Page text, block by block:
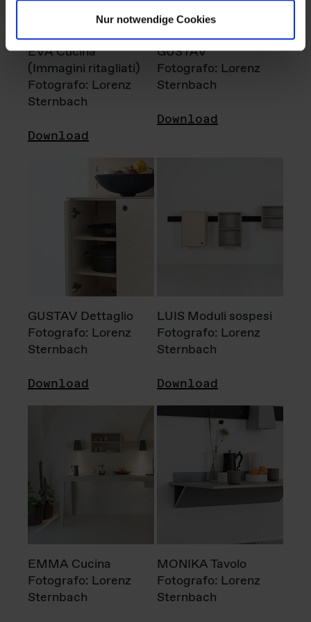
Nur notwendige Cookies
EVA Cucina
(Immagini ritagliati)
Fotografo: Lorenz
Sternbach
Download
GUSTAV
Fotografo: Lorenz
Sternbach
Download
GUSTAV Dettaglio
Fotografo: Lorenz
Sternbach
Download
LUIS Moduli sospesi
Fotografo: Lorenz
Sternbach
Download
EMMA Cucina
Fotografo: Lorenz
Sternbach
MONIKA Tavolo
Fotografo: Lorenz
Sternbach